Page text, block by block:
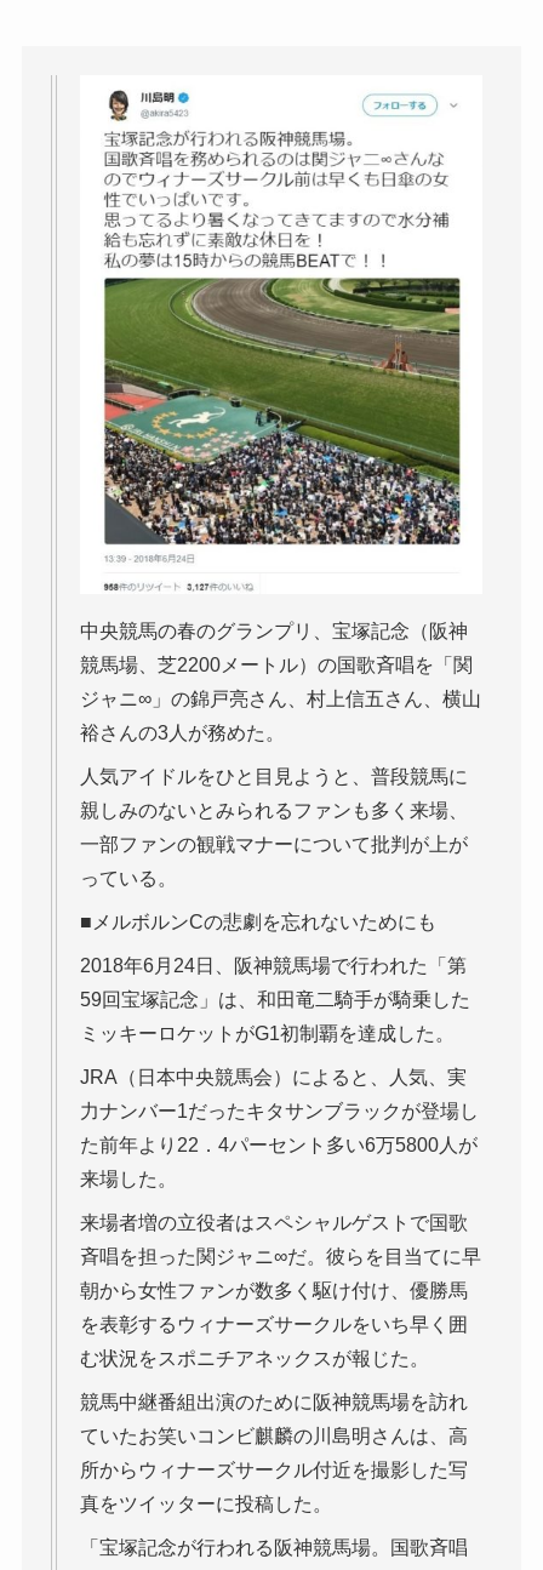
中央競馬の春のグランプリ、宝塚記念（阪神
競馬場、芝2200メートル）の国歌斉唱を「関
ジャニ∞」の錦戸亮さん、村上信五さん、横山
裕さんの3人が務めた。
人気アイドルをひと目見ようと、普段競馬に
親しみのないとみられるファンも多く来場、
一部ファンの観戦マナーについて批判が上が
っている。
■メルボルンCの悲劇を忘れないためにも
2018年6月24日、阪神競馬場で行われた「第
59回宝塚記念」は、和田竜二騎手が騎乗した
ミッキーロケットがG1初制覇を達成した。
JRA（日本中央競馬会）によると、人気、実
力ナンバー1だったキタサンブラックが登場し
た前年より22．4パーセント多い6万5800人が
来場した。
来場者増の立役者はスペシャルゲストで国歌
斉唱を担った関ジャニ∞だ。彼らを目当てに早
朝から女性ファンが数多く駆け付け、優勝馬
を表彰するウィナーズサークルをいち早く囲
む状況をスポニチアネックスが報じた。
競馬中継番組出演のために阪神競馬場を訪れ
ていたお笑いコンビ麒麟の川島明さんは、高
所からウィナーズサークル付近を撮影した写
真をツイッターに投稿した。
「宝塚記念が行われる阪神競馬場。国歌斉唱